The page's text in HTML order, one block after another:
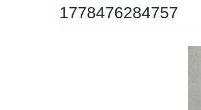
1778476284757